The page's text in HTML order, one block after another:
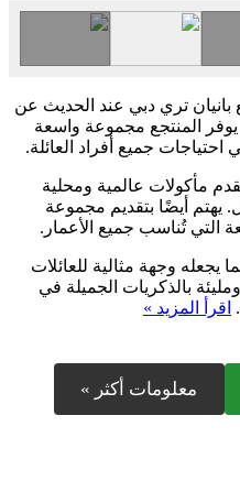
تري دبي عند الحديث عن
يوفر المنتجع مجموعة واسعة
احتياجات جميع أفراد العائلة.
مأكولات عالمية ومحلية
يهتم أيضًا بتقديم مجموعة
التي تُناسب جميع الأعمار.
يجعله وجهة مثالية للعائلات
بالذكريات الجميلة في
اقرأ المزيد »
معلومات أكثر »